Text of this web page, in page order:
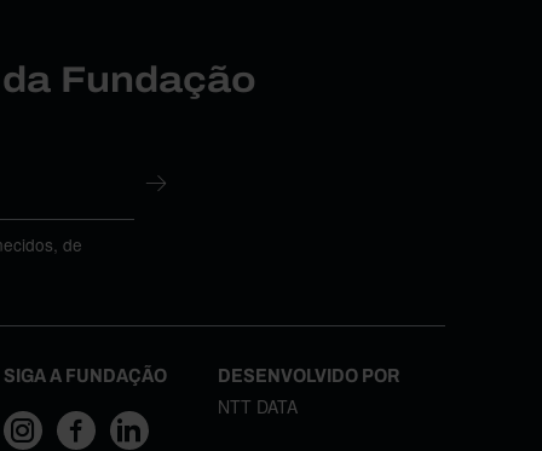
Fundação
de
SIGA A FUNDAÇÃO DESENVOLVIDO POR
NTT DATA